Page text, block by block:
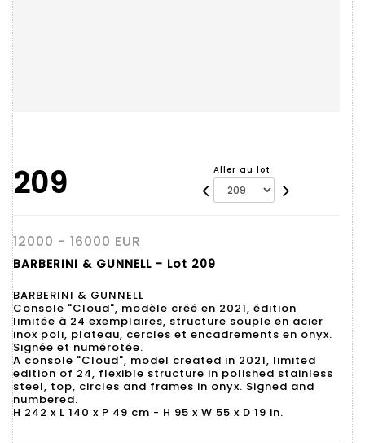
209 Aller au lot
12000 - 16000 EUR
BARBERINI & GUNNELL - Lot 209
BARBERINI & GUNNELL
Console "Cloud", modèle créé en 2021, édition
limitée à 24 exemplaires, structure souple en acier
inox poli, plateau, cercles et encadrements en onyx.
Signée et numérotée.
A console "Cloud", model created in 2021, limited
edition of 24, flexible structure in polished stainless
steel, top, circles and frames in onyx. Signed and
numbered.
H 242 x L 140 x P 49 cm - H 95 x W 55 x D 19 in.